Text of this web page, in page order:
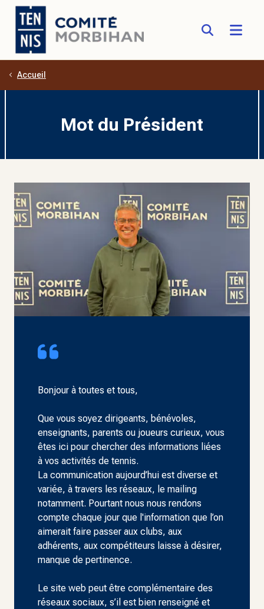
Aller au contenu principal
Accueil
Mot du Président
Bonjour à toutes et tous,
Que vous soyez dirigeants, bénévoles,
enseignants, parents ou joueurs curieux, vous
êtes ici pour chercher des informations liées
à vos activités de tennis.
La communication aujourd’hui est diverse et
variée, à travers les réseaux, le mailing
notamment. Pourtant nous nous rendons
compte chaque jour que l'information que l’on
aimerait faire passer aux clubs, aux
adhérents, aux compétiteurs laisse à désirer,
manque de pertinence.
Le site web peut être complémentaire des
réseaux sociaux, s’il est bien renseigné et